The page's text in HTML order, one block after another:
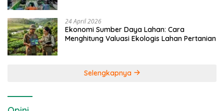
24 April 2026
Ekonomi Sumber Daya Lahan: Cara
Menghitung Valuasi Ekologis Lahan Pertanian
Selengkapnya